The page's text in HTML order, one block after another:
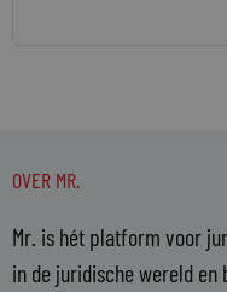
OVER MR.
Mr. is hét platform voor
in de juridische wereld